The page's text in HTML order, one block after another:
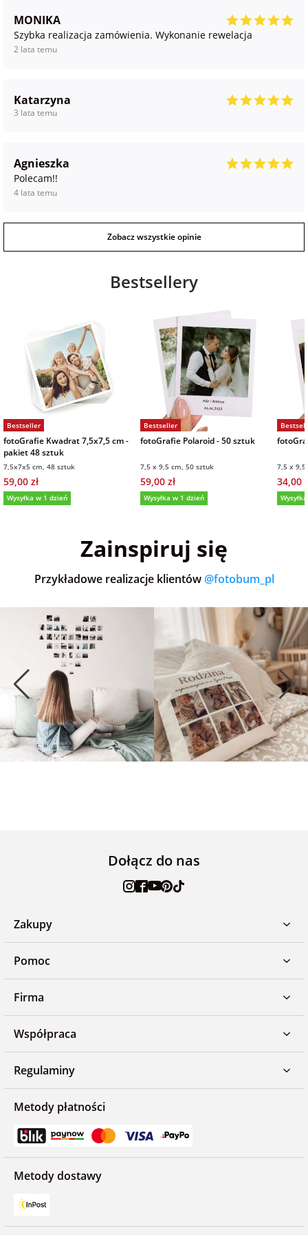
na Wielkanoc
na wieczór
MONIKA
Szybka realizacja zamówienia. Wykonanie rewelacja
2 lata temu
Katarzyna
3 lata temu
Agnieszka
Polecam!!
4 lata temu
Zobacz wszystkie opinie
Bestsellery
Bestseller
fotoGrafie Kwadrat 7,5x7,5 cm -
pakiet 48 sztuk
7,5x7x5 cm, 48 sztuk
59,00 zł
Wysyłka w 1 dzień
Bestseller
fotoGrafie Polaroid - 50 sztuk
7,5 x 9,5 cm, 50 sztuk
59,00 zł
Wysyłka w 1 dzień
7,5 x
34,00
Zainspiruj się
Przykładowe realizacje klientów @fotobum_pl
Dołącz do nas
Zakupy
Pomoc
Firma
Współpraca
Regulaminy
Metody płatności
Metody dostawy